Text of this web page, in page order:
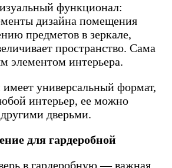
функционал:
дизайна помещения
предметов в зеркале,
пространство. Сама
элементом интерьера.
имеет универсальный формат,
интерьер, ее можно
дверьми.
для гардеробной
в гардеробную — важная